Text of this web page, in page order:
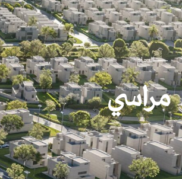
الدمام
مراسي